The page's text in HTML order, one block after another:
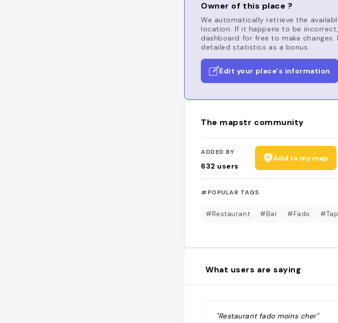
Owner of this place ?
We automatically retrieve the
location. If it happens to be
dashboard for free to make changes.
detailed statistics as a bonus.
Edit your place's information
The mapstr community
ADDED BY
632 users
Add to my map
#POPULAR TAGS
#Restaurant #Bar #Fado
What users are saying
"Restaurant fado moins cher"